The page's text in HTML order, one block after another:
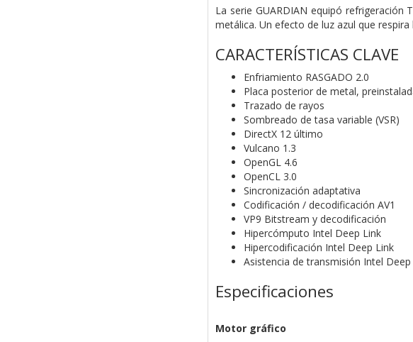
La serie GUARDIAN equipó refrigeración
metálica. Un efecto de luz azul que
CARACTERÍSTICAS CLAVE
Enfriamiento RASGADO 2.0
Placa posterior de metal,
Trazado de rayos
Sombreado de tasa variable (VSR)
DirectX 12 último
Vulcano 1.3
OpenGL 4.6
OpenCL 3.0
Sincronización adaptativa
Codificación / decodificación AV1
VP9 Bitstream y decodificación
Hipercómputo Intel Deep Link
Hipercodificación Intel Deep Link
Asistencia de transmisión Intel Deep
Especificaciones
Motor gráfico